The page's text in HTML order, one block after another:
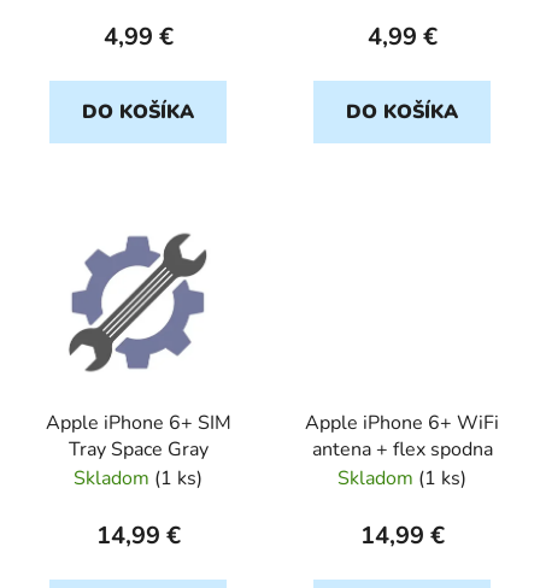
4,99 €
DO KOŠÍKA
4,99 €
DO KOŠÍKA
Apple iPhone 6+ SIM
Tray Space Gray
Skladom (1 ks)
14,99 €
Apple iPhone 6+ WiFi
antena + flex spodna
Skladom (1 ks)
14,99 €